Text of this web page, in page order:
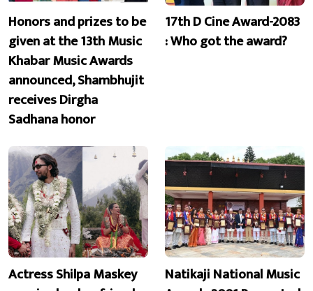
Honors and prizes to be
given at the 13th Music
Khabar Music Awards
announced, Shambhujit
receives Dirgha
Sadhana honor
17th D Cine Award-2083
: Who got the award?
Actress Shilpa Maskey
Natikaji National Music